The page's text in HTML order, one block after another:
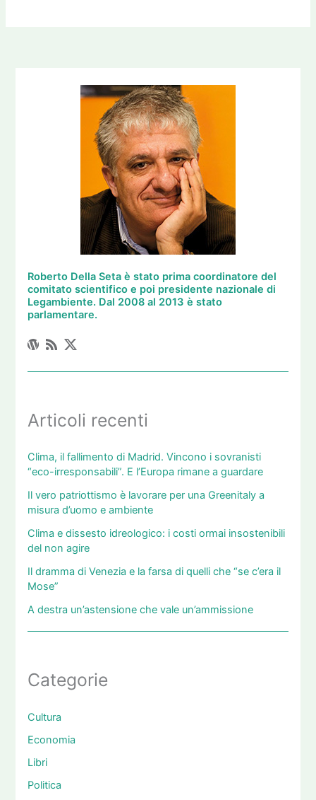
Roberto Della Seta è stato prima coordinatore del
comitato scientifico e poi presidente nazionale di
Legambiente. Dal 2008 al 2013 è stato
parlamentare.
Articoli recenti
Clima, il fallimento di Madrid. Vincono i sovranisti
“eco-irresponsabili”. E l’Europa rimane a guardare
Il vero patriottismo è lavorare per una Greenitaly a
misura d’uomo e ambiente
Clima e dissesto idreologico: i costi ormai insostenibili
del non agire
Il dramma di Venezia e la farsa di quelli che “se c’era il
Mose”
A destra un’astensione che vale un’ammissione
Categorie
Cultura
Economia
Libri
Politica